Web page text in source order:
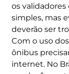
os
simples, mas
deverão ser
Com o uso
ônibus
internet. No